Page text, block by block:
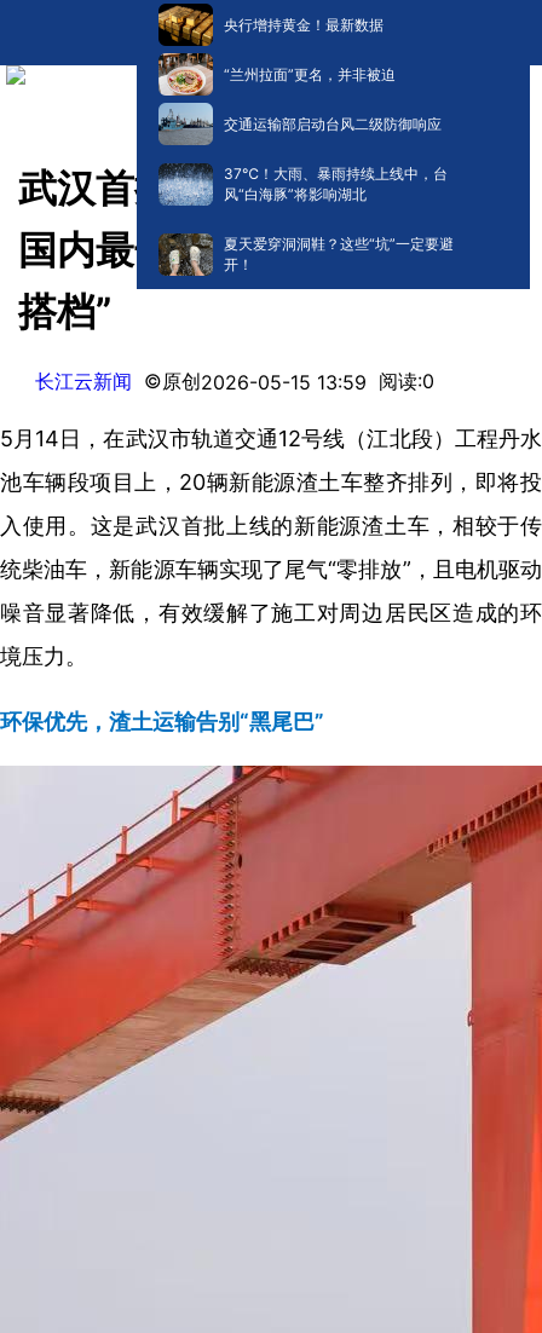
央行增持黄金！最新数据
“兰州拉面”更名，并非被迫
交通运输部启动台风二级防御响应
​37℃！大雨、暴雨持续上线中，台
风“白海豚”将影响湖北
夏天爱穿洞洞鞋？这些“坑”一定要避
开！
武汉首批新能源渣土车上路，
国内最长地铁环线迎来“绿色
搭档”
长江云新闻 ©原创2026-05-15 13:59 阅读:0
5月14日，在武汉市轨道交通12号线（江北段）工程丹水
池车辆段项目上，20辆新能源渣土车整齐排列，即将投
入使用。这是武汉首批上线的新能源渣土车， 相较于传
统柴油车，新能源车辆实现了尾气“零排放”，且电机驱动
噪音显著降低，有效缓解了施工对周边居民区造成的环
境压力。
环保优先，渣土运输告别“黑尾巴”